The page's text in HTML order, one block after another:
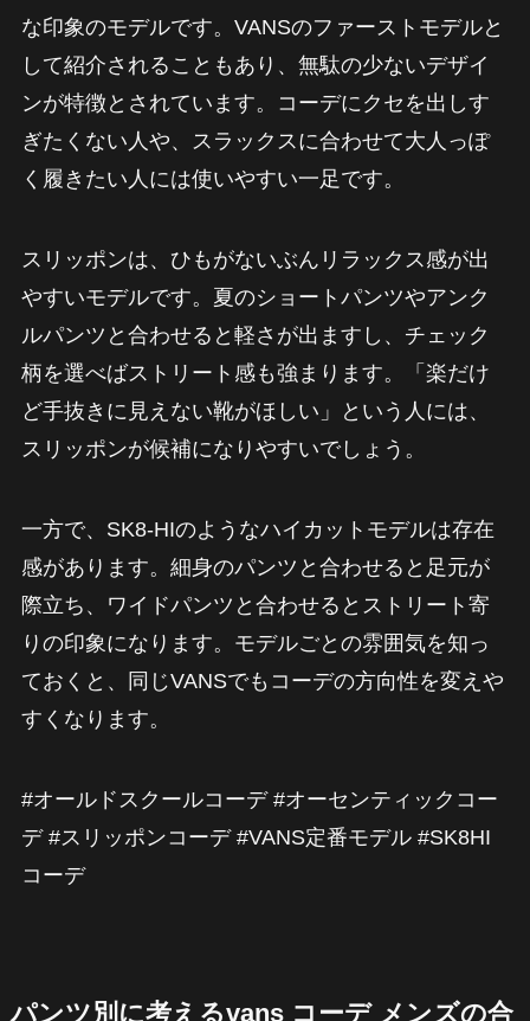
な印象のモデルです。VANSのファーストモデルと
して紹介されることもあり、無駄の少ないデザイ
ンが特徴とされています。コーデにクセを出しす
ぎたくない人や、スラックスに合わせて大人っぽ
く履きたい人には使いやすい一足です。
スリッポンは、ひもがないぶんリラックス感が出
やすいモデルです。夏のショートパンツやアンク
ルパンツと合わせると軽さが出ますし、チェック
柄を選べばストリート感も強まります。「楽だけ
ど手抜きに見えない靴がほしい」という人には、
スリッポンが候補になりやすいでしょう。
一方で、SK8-HIのようなハイカットモデルは存在
感があります。細身のパンツと合わせると足元が
際立ち、ワイドパンツと合わせるとストリート寄
りの印象になります。モデルごとの雰囲気を知っ
ておくと、同じVANSでもコーデの方向性を変えや
すくなります。
#オールドスクールコーデ #オーセンティックコー
デ #スリッポンコーデ #VANS定番モデル #SK8HI
コーデ
パンツ別に考えるvans コーデ メンズの合